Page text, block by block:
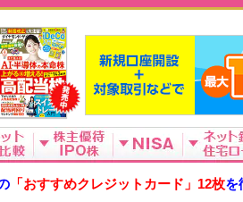
「おすすめクレジットカード」12枚を